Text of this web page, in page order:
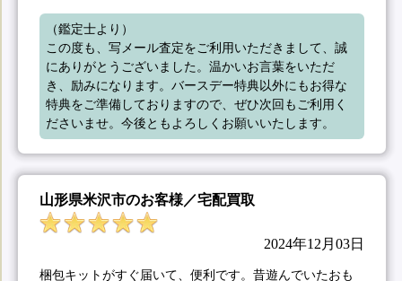
（鑑定士より）
この度も、写メール査定をご利用いただきまして、誠
にありがとうございました。温かいお言葉をいただ
き、励みになります。バースデー特典以外にもお得な
特典をご準備しておりますので、ぜひ次回もご利用く
ださいませ。今後ともよろしくお願いいたします。
山形県米沢市のお客様／宅配買取
2024年12月03日
梱包キットがすぐ届いて、便利です。昔遊んでいたおも